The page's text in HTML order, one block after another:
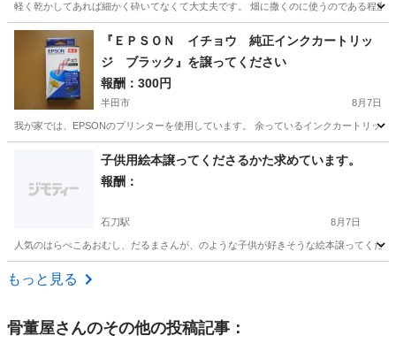
軽く乾かしてあれば細かく砕いてなくて大丈夫です。 畑に撒くのに使うのである程
愛知 大府市 共和駅 買いたい/ください
『ＥＰＳＯＮ イチョウ 純正インクカートリッ
ジ ブラック』を譲ってください
報酬：300円
半田市 8月7日
我が家では、EPSONのプリンターを使用しています。 余っているインクカートリッ
買いたい/ください インクカートリッジ
子供用絵本譲ってくださるかた求めています。
報酬：
石刀駅 8月7日
人気のはらぺこあおむし、だるまさんが、のような子供が好きそうな絵本譲ってくだ
愛知 一宮市
もっと見る
骨董屋さんのその他の投稿記事：